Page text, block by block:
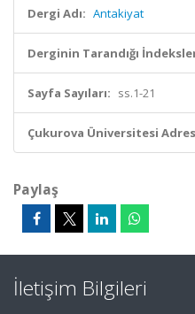
Dergi Adı: Antakiyat
Derginin Tarandığı
Sayfa Sayıları: ss.1-21
Çukurova Üniversitesi
Paylaş
İletişim Bilgileri